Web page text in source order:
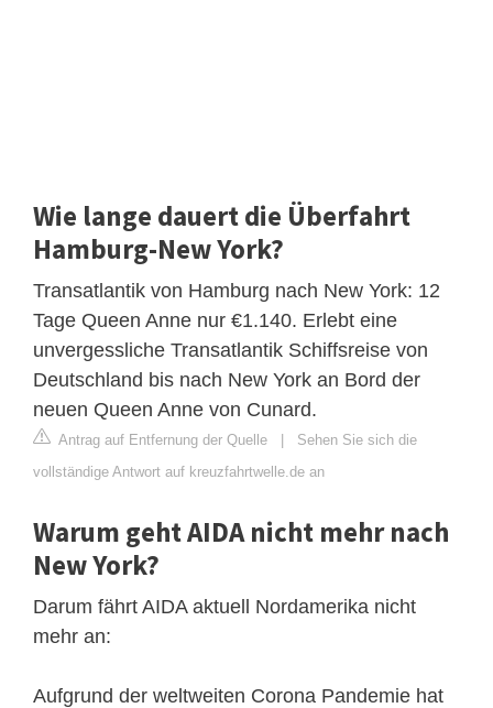
Wie lange dauert die Überfahrt
Hamburg-New York?
Transatlantik von Hamburg nach New York: 12
Tage Queen Anne nur €1.140. Erlebt eine
unvergessliche Transatlantik Schiffsreise von
Deutschland bis nach New York an Bord der
neuen Queen Anne von Cunard.
Antrag auf Entfernung der Quelle | Sehen Sie sich die
vollständige Antwort auf kreuzfahrtwelle.de an
Warum geht AIDA nicht mehr nach
New York?
Darum fährt AIDA aktuell Nordamerika nicht
mehr an:
Aufgrund der weltweiten Corona Pandemie hat